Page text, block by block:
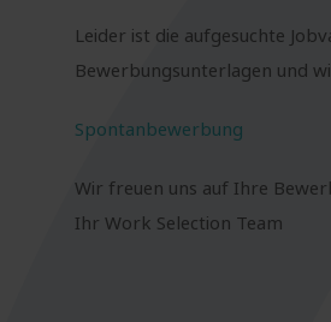
Leider ist die aufgesuchte
Bewerbungsunterlagen und
Spontanbewerbung
Wir freuen uns auf Ihre
Ihr Work Selection Team